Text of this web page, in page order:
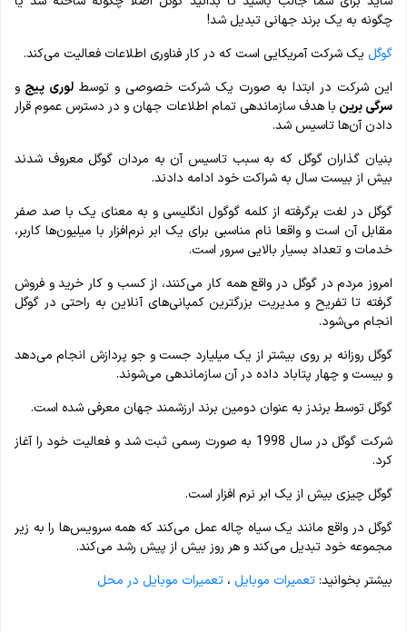
چگونه به یک برند جهانی تبدیل شد!
گوگل یک شرکت آمریکایی است که در کار فناوری اطلاعات فعالیت می‌‌کند.
این شرکت در ابتدا به صورت یک شرکت خصوصی و توسط لوری پیج و
سرگی برین با هدف سازماندهی تمام اطلاعات جهان و در دسترس عموم قرار
دادن آن‌ها تاسیس شد.
بنیان گذاران گوگل که به سبب تاسیس آن به مردان گوگل معروف شدند
بیش از بیست سال به شراکت خود ادامه دادند.
گوگل در لغت برگرفته از کلمه گوگول انگلیسی و به معنای یک با صد صفر
مقابل آن است و واقعا نام مناسبی برای یک ابر نرم‌افزار با میلیون‌ها کاربر،
خدمات و تعداد بسیار بالایی سرور است.
امروز مردم در گوگل در واقع همه کار می‌کنند، از کسب و کار خرید و فروش
گرفته تا تفریح و مدیریت بزرگترین کمپانی‌های آنلاین به راحتی در گوگل
انجام می‌شود.
گوگل روزانه بر روی بیشتر از یک میلیارد جست و جو پردازش انجام می‌دهد
و بیست و چهار پتاباد داده در آن سازماندهی می‌شوند.
گوگل توسط برندز به عنوان دومین برند ارزشمند جهان معرفی شده است.
شرکت گوگل در سال 1998 به صورت رسمی ثبت شد و فعالیت خود را آغاز
کرد.
گوگل چیزی بیش از یک ابر نرم افزار است.
گوگل در واقع مانند یک سیاه چاله عمل می‌کند که همه سرویس‌ها را به زیر
مجموعه خود تبدیل می‌کند و هر روز بیش از پیش رشد می‌کند.
بیشتر بخوانید:تعمیرات موبایل ، تعمیرات موبایل در محل